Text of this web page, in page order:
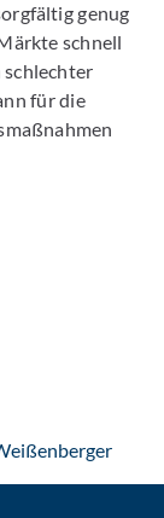
genug
schnell
schlechter
für die
: Per